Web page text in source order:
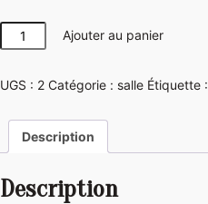
quantité
de
Vegas
Ajouter au panier
UGS : 2 Catégorie : salle Étiquette :
Description
Description